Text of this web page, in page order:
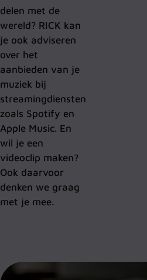
delen met de
wereld? RICK kan
je ook adviseren
over het
aanbieden van je
muziek bij
streamingdiensten
zoals Spotify en
Apple Music. En
wil je een
videoclip maken?
Ook daarvoor
denken we graag
met je mee.